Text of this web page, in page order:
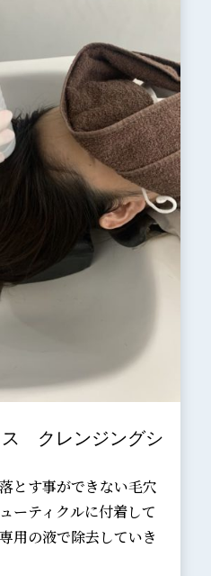
ス クレンジングシ
とす事ができない毛穴
ーティクルに付着して
用の液で除去していき